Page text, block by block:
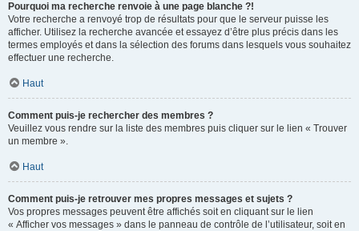
Pourquoi ma recherche renvoie à une page blanche ?!
Votre recherche a renvoyé trop de résultats pour que le serveur puisse les
afficher. Utilisez la recherche avancée et essayez d’être plus précis dans les
termes employés et dans la sélection des forums dans lesquels vous souhaitez
effectuer une recherche.
Haut
Comment puis-je rechercher des membres ?
Veuillez vous rendre sur la liste des membres puis cliquer sur le lien « Trouver
un membre ».
Haut
Comment puis-je retrouver mes propres messages et sujets ?
Vos propres messages peuvent être affichés soit en cliquant sur le lien
« Afficher vos messages » dans le panneau de contrôle de l’utilisateur, soit en